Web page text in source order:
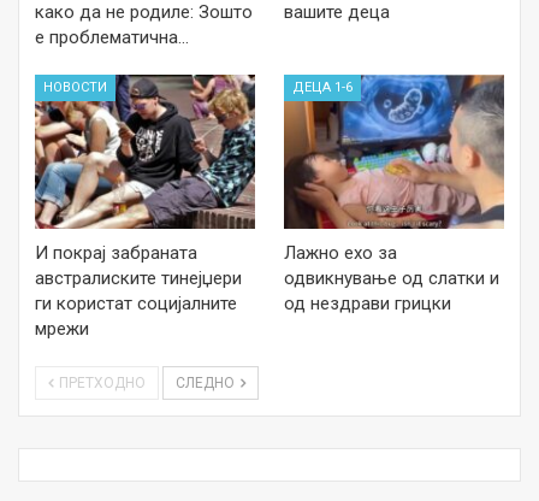
како да не родиле: Зошто
е проблематична…
вашите деца
НОВОСТИ
И покрај забраната
австралиските тинејџери
ги користат социјалните
мрежи
ДЕЦА 1-6
Лажно ехо за
одвикнување од слатки и
од нездрави грицки
ПРЕТХОДНО СЛЕДНО